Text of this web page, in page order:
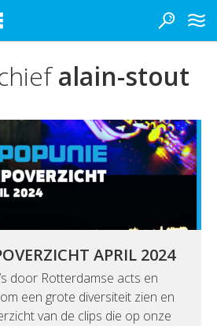
alain-stout
APRIL 2024
door Rotterdamse acts en
een grote diversiteit zien en
van de clips die op onze